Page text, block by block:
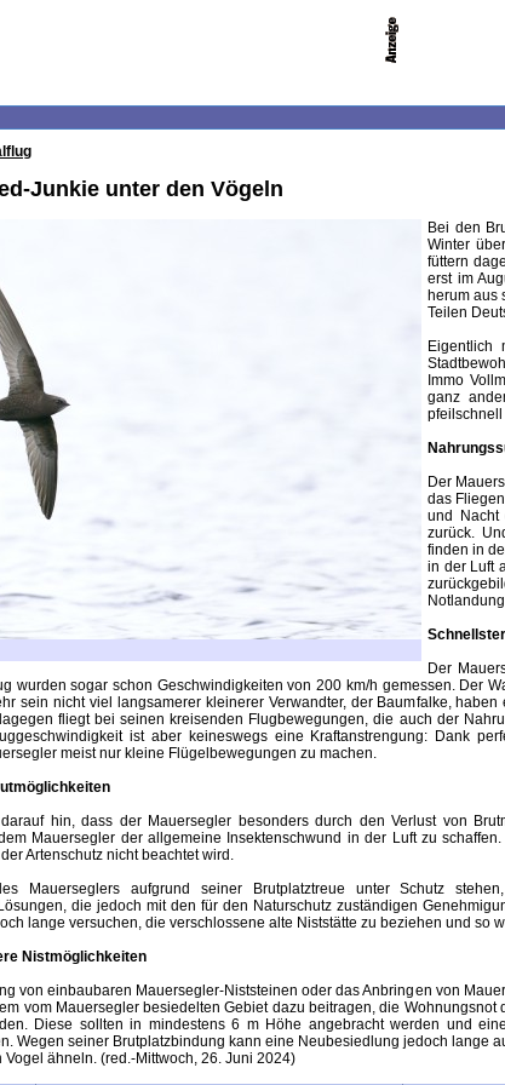
Junkie unter den Vögeln
Bei den
Winter
füttern
erst im
herum aus
Teilen
Eigentlich
Immo
ganz
pfeilschnell
Der
das
und Nacht
zurück.
finden in
in der Luft
Der
wurden sogar schon Geschwindigkeiten von 200 km/h gemessen. Der
sein nicht viel langsamerer kleinerer Verwandter, der Baumfalke,
fliegt bei seinen kreisenden Flugbewegungen, die auch der
ist aber keineswegs eine Kraftanstrengung: Dank
meist nur kleine Flügelbewegungen zu machen.
hin, dass der Mauersegler besonders durch den Verlust von
Mauersegler der allgemeine Insektenschwund in der Luft zu
Artenschutz nicht beachtet wird.
Mauerseglers aufgrund seiner Brutplatztreue unter Schutz
die jedoch mit den für den Naturschutz zuständigen
lange versuchen, die verschlossene alte Niststätte zu beziehen und so
Nistmöglichkeiten
von einbaubaren Mauersegler-Niststeinen oder das Anbringen von
vom Mauersegler besiedelten Gebiet dazu beitragen, die
Diese sollten in mindestens 6 m Höhe angebracht werden und
Wegen seiner Brutplatzbindung kann eine Neubesiedlung jedoch lange
ähneln. (red.-Mittwoch, 26. Juni 2024)